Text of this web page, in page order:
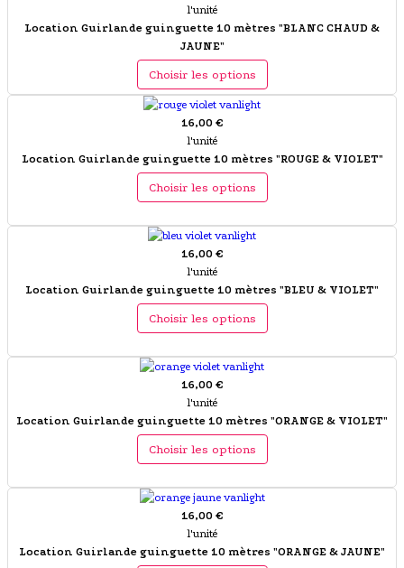
l'unité
Location Guirlande guinguette 10 mètres "BLANC CHAUD &
JAUNE"
Choisir les options
16,00 €
l'unité
Location Guirlande guinguette 10 mètres "ROUGE & VIOLET"
Choisir les options
16,00 €
l'unité
Location Guirlande guinguette 10 mètres "BLEU & VIOLET"
Choisir les options
16,00 €
l'unité
Location Guirlande guinguette 10 mètres "ORANGE & VIOLET"
Choisir les options
16,00 €
l'unité
Location Guirlande guinguette 10 mètres "ORANGE & JAUNE"